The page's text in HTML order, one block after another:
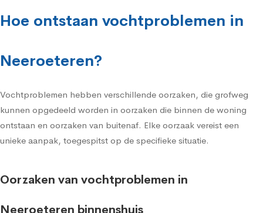
Hoe ontstaan vochtproblemen in
Neeroeteren?
Vochtproblemen hebben verschillende oorzaken, die grofweg
kunnen opgedeeld worden in oorzaken die binnen de woning
ontstaan en oorzaken van buitenaf. Elke oorzaak vereist een
unieke aanpak, toegespitst op de specifieke situatie.
Oorzaken van vochtproblemen in
Neeroeteren binnenshuis